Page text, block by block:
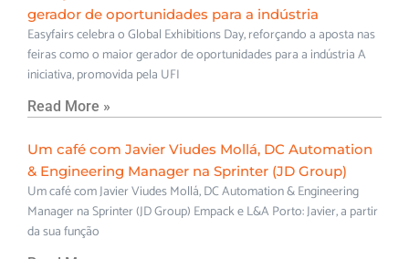
gerador de oportunidades para a indústria
Easyfairs celebra o Global Exhibitions Day, reforçando a aposta nas
feiras como o maior gerador de oportunidades para a indústria A
iniciativa, promovida pela UFI
Read More »
Um café com Javier Viudes Mollá, DC Automation
& Engineering Manager na Sprinter (JD Group)
Um café com Javier Viudes Mollá, DC Automation & Engineering
Manager na Sprinter (JD Group) Empack e L&A Porto: Javier, a partir
da sua função